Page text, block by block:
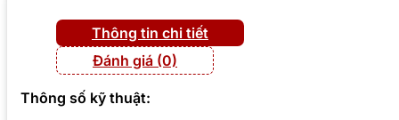
Thông tin chi tiết
Đánh giá (0)
Thông số kỹ thuật: